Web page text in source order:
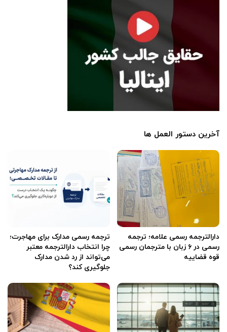
آخرین دستور العمل ها
دارالترجمه رسمی علامه؛ ترجمه
رسمی در ۶ زبان با مترجمان رسمی
قوه قضاییه
ترجمه رسمی مدارک برای مهاجرت؛
چرا انتخاب دارالترجمه معتبر
می‌تواند از رد شدن مدارک
جلوگیری کند؟